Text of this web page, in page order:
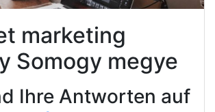
marketing
Somogy megye
Ihre Antworten auf